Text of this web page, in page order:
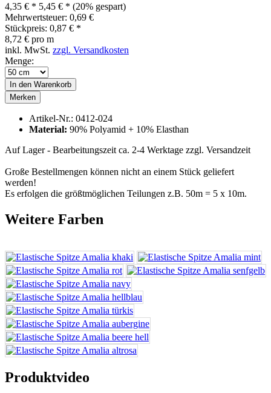
4,35 € * 5,45 € * (20% gespart)
Mehrwertsteuer: 0,69 €
Stückpreis: 0,87 € *
8,72 € pro m
inkl. MwSt. zzgl. Versandkosten
Menge:
In den Warenkorb
Merken
Artikel-Nr.: 0412-024
Material: 90% Polyamid + 10% Elasthan
Auf Lager - Bearbeitungszeit ca. 2-4 Werktage zzgl. Versandzeit
Große Bestellmengen können nicht an einem Stück geliefert
werden!
Es erfolgen die größtmöglichen Teilungen z.B. 50m = 5 x 10m.
Weitere Farben
Produktvideo